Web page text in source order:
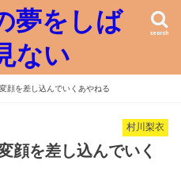
夢をしば
ない
search
顔を差し込んでいくあやねる
村川梨衣
顔を差し込んでいく